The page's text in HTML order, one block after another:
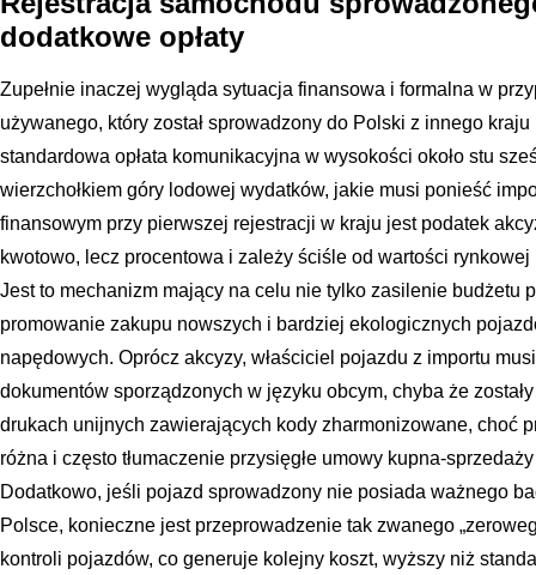
dodatkowe opłaty
Zupełnie inaczej wygląda sytuacja finansowa i formalna w
używanego, który został sprowadzony do Polski z innego
standardowa opłata komunikacyjna w wysokości około stu
wierzchołkiem góry lodowej wydatków, jakie musi ponieść
finansowym przy pierwszej rejestracji w kraju jest podatek
kwotowo, lecz procentowa i zależy ściśle od wartości
Jest to mechanizm mający na celu nie tylko zasilenie budżetu
promowanie zakupu nowszych i bardziej ekologicznych
napędowych. Oprócz akcyzy, właściciel pojazdu z importu
dokumentów sporządzonych w języku obcym, chyba że
drukach unijnych zawierających kody zharmonizowane, choć
różna i często tłumaczenie przysięgłe umowy kupna-
Dodatkowo, jeśli pojazd sprowadzony nie posiada ważnego
Polsce, konieczne jest przeprowadzenie tak zwanego
kontroli pojazdów, co generuje kolejny koszt, wyższy niż